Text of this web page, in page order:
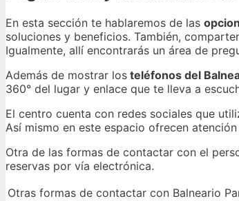
En esta sección te hablaremos de las
soluciones y beneficios. También,
Igualmente, allí encontrarás un área de
Además de mostrar los teléfonos del
360° del lugar y enlace que te lleva a
El centro cuenta con redes sociales que
Así mismo en este espacio ofrecen
Otra de las formas de contactar con el
reservas por vía electrónica.
Otras formas de contactar con Balneario